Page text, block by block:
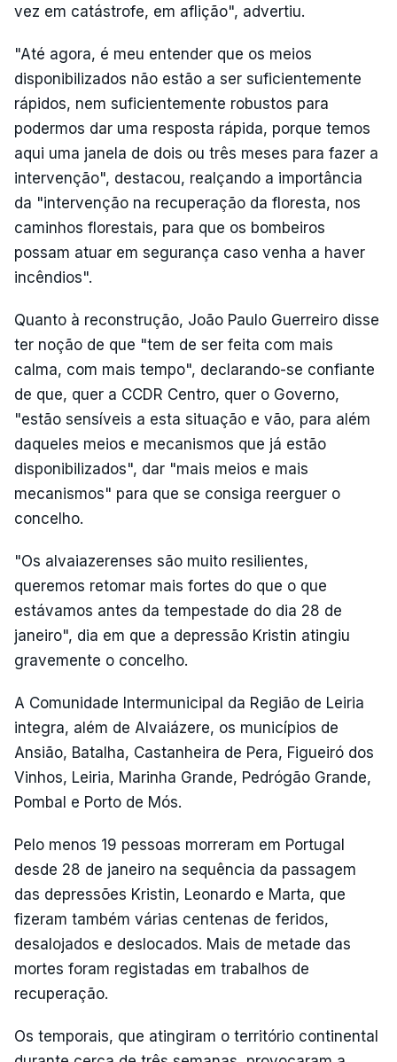
vez em catástrofe, em aflição", advertiu.
"Até agora, é meu entender que os meios
disponibilizados não estão a ser suficientemente
rápidos, nem suficientemente robustos para
podermos dar uma resposta rápida, porque temos
aqui uma janela de dois ou três meses para fazer a
intervenção", destacou, realçando a importância
da "intervenção na recuperação da floresta, nos
caminhos florestais, para que os bombeiros
possam atuar em segurança caso venha a haver
incêndios".
Quanto à reconstrução, João Paulo Guerreiro disse
ter noção de que "tem de ser feita com mais
calma, com mais tempo", declarando-se confiante
de que, quer a CCDR Centro, quer o Governo,
"estão sensíveis a esta situação e vão, para além
daqueles meios e mecanismos que já estão
disponibilizados", dar "mais meios e mais
mecanismos" para que se consiga reerguer o
concelho.
"Os alvaiazerenses são muito resilientes,
queremos retomar mais fortes do que o que
estávamos antes da tempestade do dia 28 de
janeiro", dia em que a depressão Kristin atingiu
gravemente o concelho.
A Comunidade Intermunicipal da Região de Leiria
integra, além de Alvaiázere, os municípios de
Ansião, Batalha, Castanheira de Pera, Figueiró dos
Vinhos, Leiria, Marinha Grande, Pedrógão Grande,
Pombal e Porto de Mós.
Pelo menos 19 pessoas morreram em Portugal
desde 28 de janeiro na sequência da passagem
das depressões Kristin, Leonardo e Marta, que
fizeram também várias centenas de feridos,
desalojados e deslocados. Mais de metade das
mortes foram registadas em trabalhos de
recuperação.
Os temporais, que atingiram o território continental